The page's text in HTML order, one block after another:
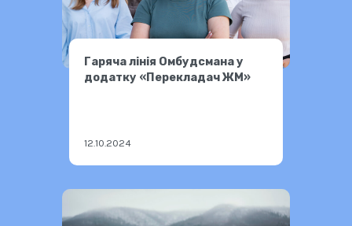
Гаряча лінія Омбудсмана у
додатку «Перекладач ЖМ»
12.10.2024